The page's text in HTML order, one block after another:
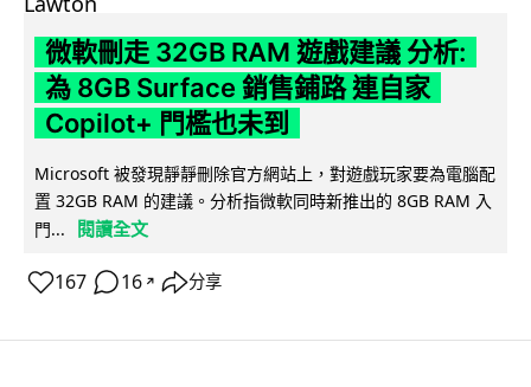
微軟刪走 32GB RAM 遊戲建議 分析:
為 8GB Surface 銷售鋪路 連自家
Copilot+ 門檻也未到
Microsoft 被發現靜靜刪除官方網站上，對遊戲玩家要為電腦配
置 32GB RAM 的建議。分析指微軟同時新推出的 8GB RAM 入
門...
閱讀全文
167 16 ↗ 分享